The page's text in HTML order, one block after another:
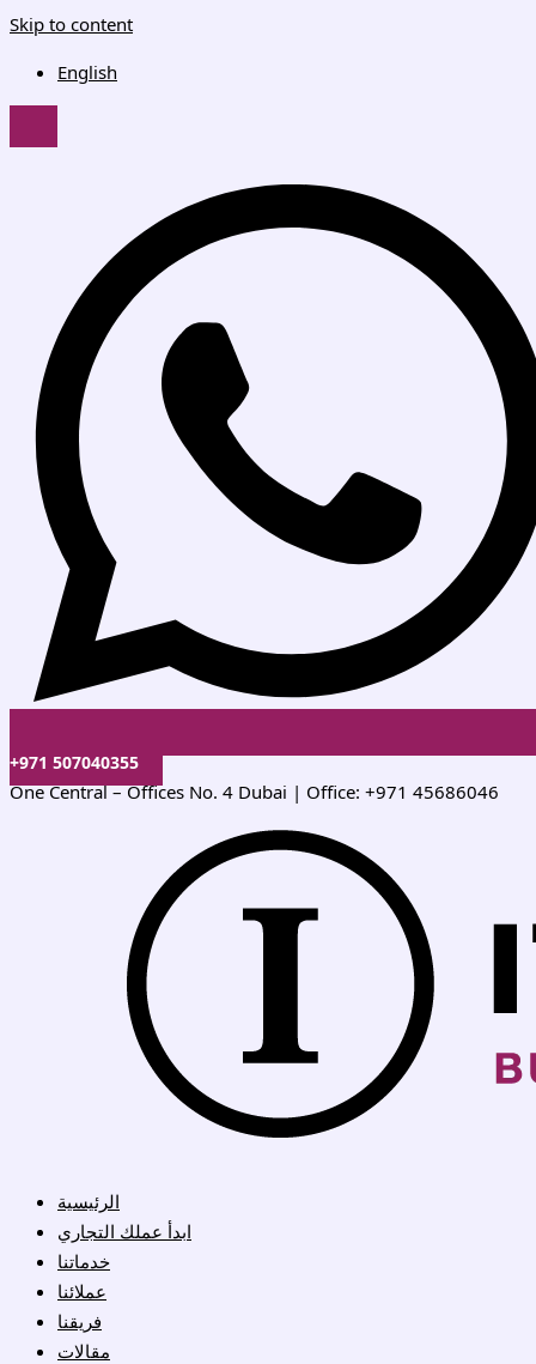
Skip to content
English
+971 507040355
One Central – Offices No. 4 Dubai | Office: +971 45686046
الرئيسية
ابدأ عملك التجاري
خدماتنا
عملائنا
فريقنا
مقالات